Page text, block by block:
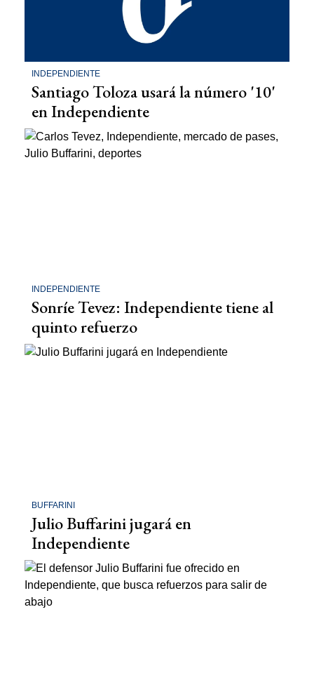
INDEPENDIENTE
Santiago Toloza usará la número '10'
en Independiente
INDEPENDIENTE
Sonríe Tevez: Independiente tiene al
quinto refuerzo
BUFFARINI
Julio Buffarini jugará en
Independiente